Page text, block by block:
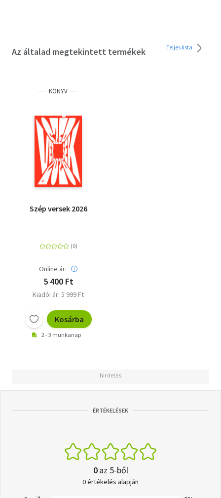
Az általad megtekintett termékek Teljes lista
KÖNYV
Szép versek 2026
Online ár:
5 400 Ft
Kiadói ár: 5 999 Ft
Kosárba
2 - 3 munkanap
ÉRTÉKELÉSEK
0az 5-ből
0 értékelés alapján